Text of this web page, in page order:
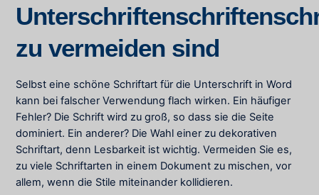
zu vermeiden sind
Selbst eine schöne Schriftart für die Unterschrift in Word
kann bei falscher Verwendung flach wirken. Ein häufiger
Fehler? Die Schrift wird zu groß, so dass sie die Seite
dominiert. Ein anderer? Die Wahl einer zu dekorativen
Schriftart, denn Lesbarkeit ist wichtig. Vermeiden Sie es,
zu viele Schriftarten in einem Dokument zu mischen, vor
allem, wenn die Stile miteinander kollidieren.